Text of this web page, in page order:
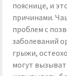
пояснице, и
причинами.
проблем с
заболеваний
грыжи,
могут